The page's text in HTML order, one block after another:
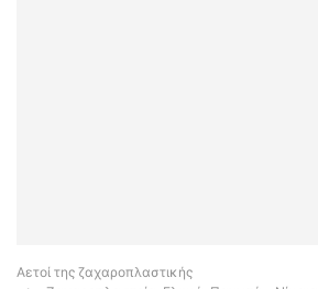
Αετοί της ζαχαροπλαστικής